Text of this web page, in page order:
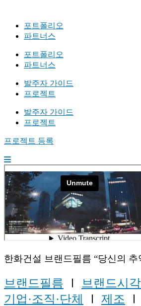
포트폴리오
파트너스
포트폴리오
파트너스
발주자 가이드
프로젝트
발주자 가이드
프로젝트
프로젝트 등록
한화건설 브랜드필름 “당신의 추
브랜드필름 Ⅰ 브랜드시
기업·조직·단체
Ⅰ 제조 Ⅰ